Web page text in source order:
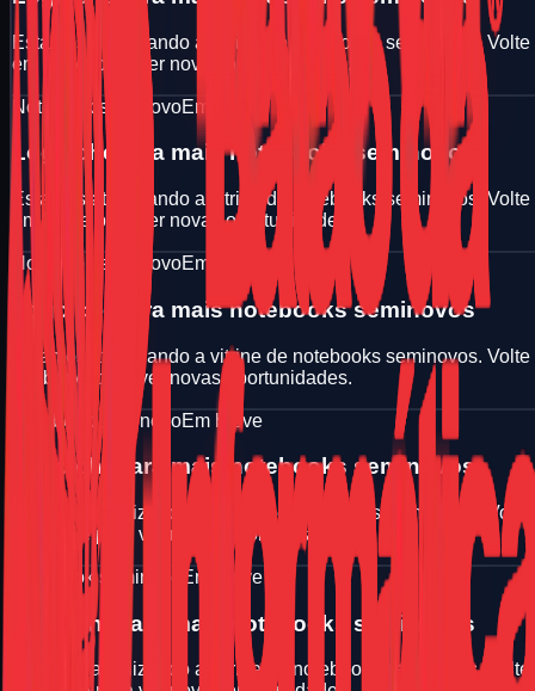
Estamos atualizando a vitrine de notebooks seminovos. Volte
em breve para ver novas oportunidades.
Notebook seminovoEm breve
Logo chegara mais notebooks seminovos
Estamos atualizando a vitrine de notebooks seminovos. Volte
em breve para ver novas oportunidades.
Notebook seminovoEm breve
Logo chegara mais notebooks seminovos
Estamos atualizando a vitrine de notebooks seminovos. Volte
em breve para ver novas oportunidades.
Notebook seminovoEm breve
Logo chegara mais notebooks seminovos
Estamos atualizando a vitrine de notebooks seminovos. Volte
em breve para ver novas oportunidades.
Notebook seminovo Em breve
Logo chegara mais notebooks seminovos
Estamos atualizando a vitrine de notebooks seminovos. Volte